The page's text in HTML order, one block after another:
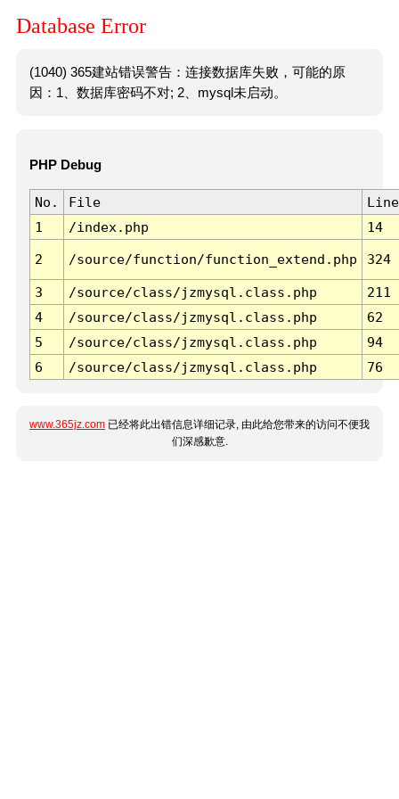
Database Error
(1040) 365建站错误警告：连接数据库失败，可能的原
因：1、数据库密码不对; 2、mysql未启动。
PHP Debug
No. File
Line
1
/index.php 14
2 /source/function/function_extend.php 324
3 /source/class/jzmysql.class.php
211
4
/source/class/jzmysql.class.php
62
5
/source/class/jzmysql.class.php
94
6
/source/class/jzmysql.class.php 76
www.365jz.com 已经将此出错信息详细记录, 由此给您带来的访问不便我
们深感歉意.